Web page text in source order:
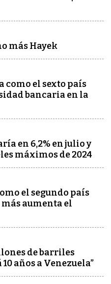
más Hayek
como el sexto país
bancaria en la
en 6,2% en julio y
máximos de 2024
el segundo país
más aumenta el
de barriles
años a Venezuela”